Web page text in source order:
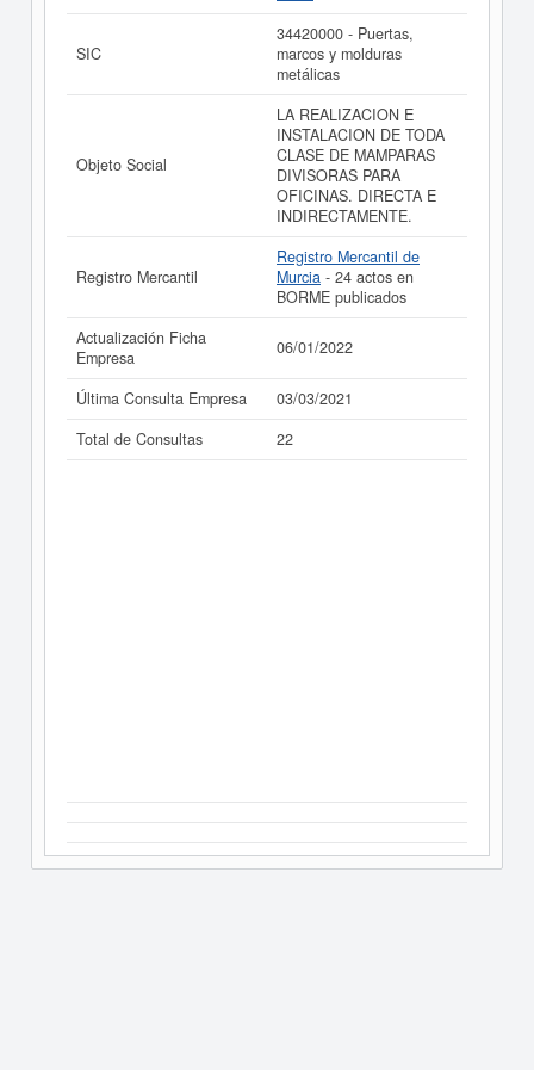
cuentas de resultados disponibles.
La última actualización del informe de empresa se ha
realizado el 06/01/2022.
SIC
34420000 - Puertas,
marcos y molduras
metálicas
Objeto Social
LA REALIZACION E
INSTALACION DE TODA
CLASE DE MAMPARAS
DIVISORAS PARA
OFICINAS. DIRECTA E
INDIRECTAMENTE.
Registro Mercantil
Registro Mercantil de
Murcia - 24 actos en
BORME publicados
Actualización Ficha
Empresa
06/01/2022
Última Consulta Empresa
03/03/2021
Total de Consultas
22